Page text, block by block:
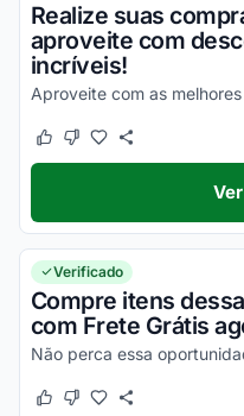
Realize suas
aproveite com
incríveis!
Este cupom funcionou
Este cupom não
Verificado
Compre itens
com Frete Grátis
Este cupom funcionou
Este cupom não